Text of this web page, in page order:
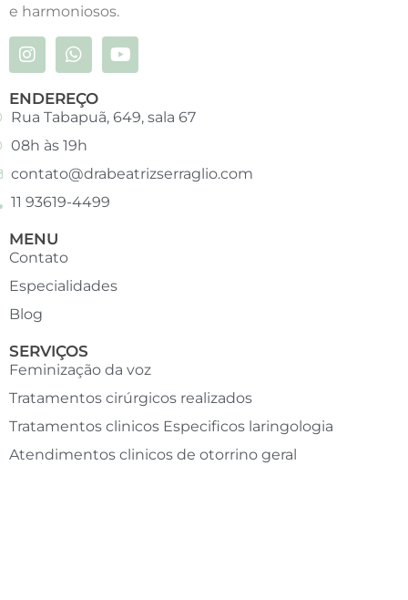
e harmoniosos.
ENDEREÇO
Rua Tabapuã, 649, sala 67
08h às 19h
contato@drabeatrizserraglio.com
11 93619-4499
MENU
Contato
Especialidades
Blog
SERVIÇOS
Feminização da voz
Tratamentos cirúrgicos realizados
Tratamentos clinicos Especificos laringologia
Atendimentos clinicos de otorrino geral